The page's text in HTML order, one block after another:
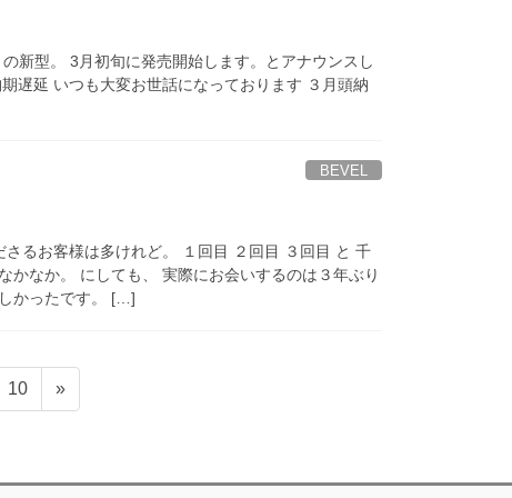
新型。 3月初旬に発売開始します。とアナウンスし
遅延 いつも大変お世話になっております ３月頭納
BEVEL
るお客様は多けれど。 １回目 ２回目 ３回目 と 千
かなか。 にしても、 実際にお会いするのは３年ぶり
かったです。 […]
固
定
10 »